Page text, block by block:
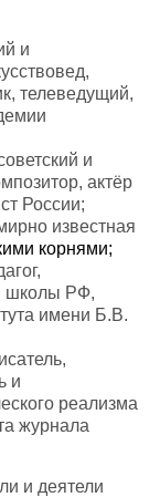
и
телеведущий,
и
актёр
России;
известная
корнями;
школы РФ,
имени Б.В.
и
реализма
журнала
и деятели